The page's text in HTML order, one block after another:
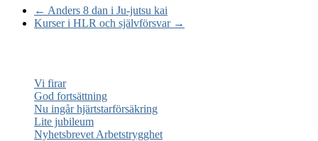
← Anders 8 dan i Ju-jutsu kai
Kurser i HLR och självförsvar →
Vi firar
God fortsättning
Nu ingår hjärtstarförsäkring
Lite jubileum
Nyhetsbrevet Arbetstrygghet